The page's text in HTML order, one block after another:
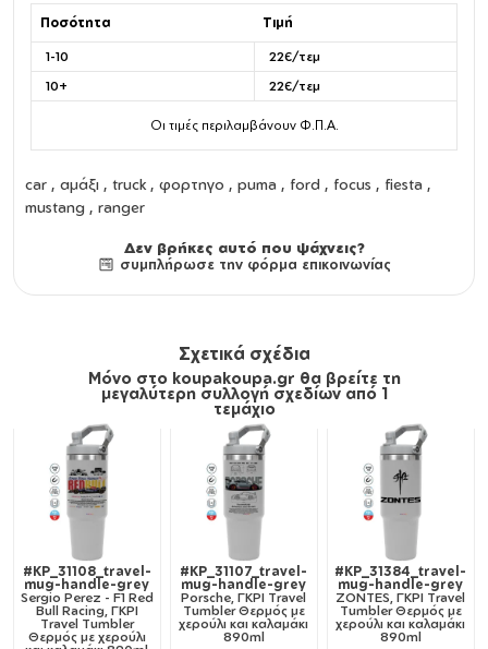
Ποσότητα Τιμή
1-10
22€/τεμ
10+
22€/τεμ
Οι τιμές περιλαμβάνουν Φ.Π.Α.
car , αμάξι , truck , φορτηγο , puma , ford , focus , fiesta ,
mustang , ranger
Δεν βρήκες αυτό που ψάχνεις?
συμπλήρωσε την φόρμα επικοινωνίας
Σχετικά σχέδια
Μόνο στο koupakoupa.gr θα βρείτε τη
μεγαλύτερη συλλογή σχεδίων από 1
τεμάχιο
#KP_31108_travel-
mug-handle-grey
Sergio Perez - F1 Red
Bull Racing, ΓΚΡΙ
Travel Tumbler
Θερμός με χερούλι
#KP_31107_travel-
mug-handle-grey
Porsche, ΓΚΡΙ Travel
Tumbler Θερμός με
χερούλι και καλαμάκι
890ml
#KP_31384_travel-
mug-handle-grey
ZONTES, ΓΚΡΙ Travel
Tumbler Θερμός με
χερούλι και καλαμάκι
890ml